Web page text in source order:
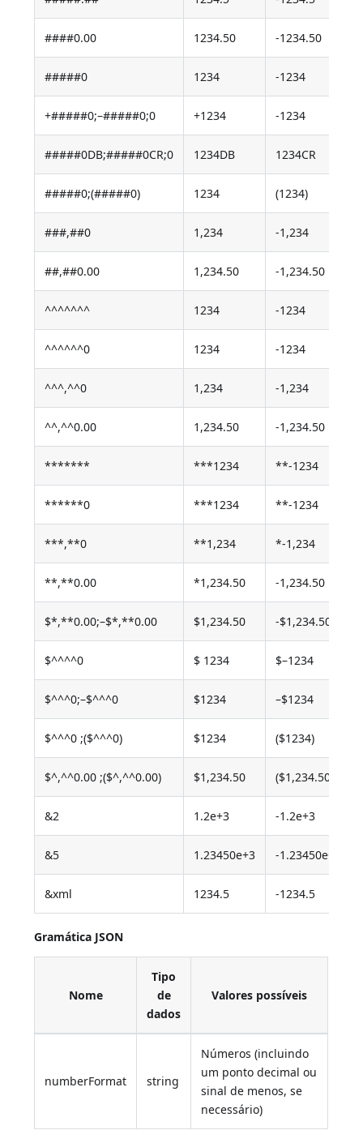
####0.00 1234.50 -1234.50
#####0 1234 -1234
+#####0;–#####0;0 +1234 -1234
#####0DB;#####0CR;0 1234DB 1234CR
#####0;(#####0) 1234 (1234)
###,##0 1,234 -1,234
##,##0.00 1,234.50 -1,234.50
^^^^^^^ 1234 -1234
^^^^^^0 1234 -1234
^^^,^^0 1,234 -1,234
^^,^^0.00 1,234.50 -1,234.50
******* ***1234 **-1234
******0 ***1234 **-1234
***,**0 **1,234 *-1,234
**,**0.00 *1,234.50 -1,234.50
$*,**0.00;–$*,**0.00 $1,234.50 -$1,234.50
$^^^^0 $ 1234 $–1234
$^^^0;–$^^^0 $1234 –$1234
$^^^0 ;($^^^0) $1234 ($1234)
$^,^^0.00 ;($^,^^0.00) $1,234.50 ($1,234.50)
&2 1.2e+3 -1.2e+3
&5 1.23450e+3 -1.23450e+3
&xml 1234.5 -1234.5
Gramática JSON
Nome
Tipo
de
dados
Valores possíveis
numberFormat string
Números (incluindo
um ponto decimal ou
sinal de menos, se
necessário)